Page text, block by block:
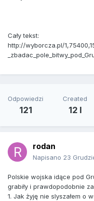
Cały tekst:
http://wyborcza.pl/
Odpowiedzi
121
Created
12 l
rodan
Napisano 23
Polskie wojska idące pod
grabiły i prawdopodobnie
1. Jak żyję nie slyszałem o